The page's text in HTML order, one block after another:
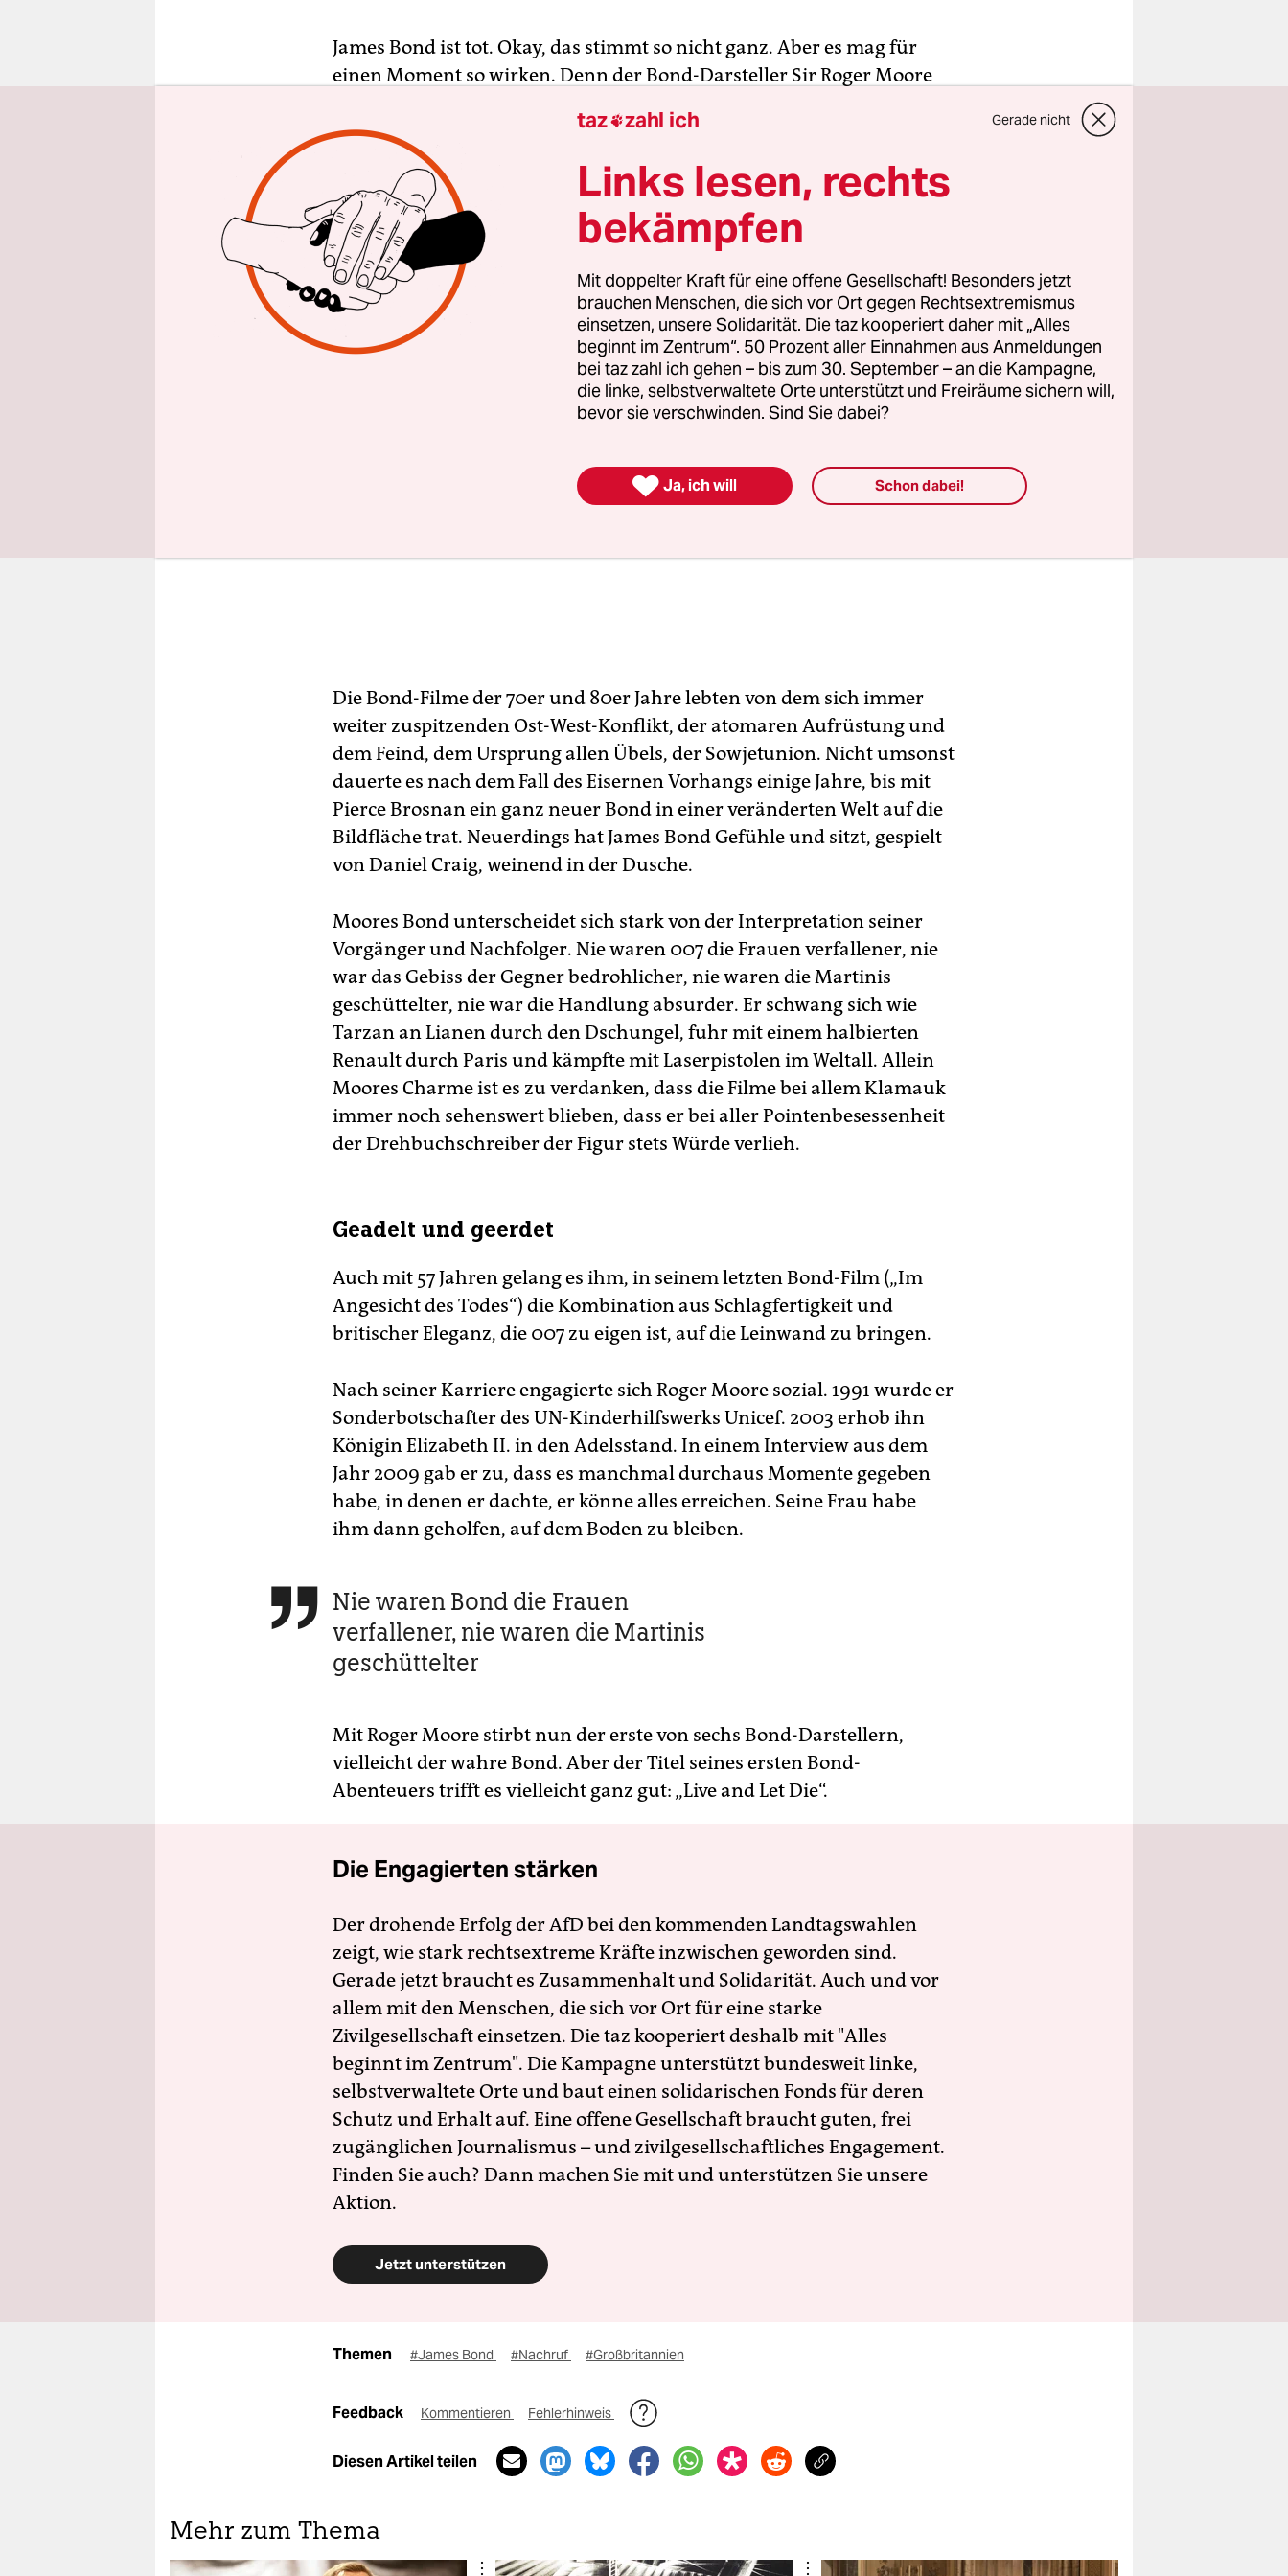
James Bond ist tot. Okay, das stimmt so nicht ganz. Aber es mag für
einen Moment so wirken. Denn der Bond-Darsteller Sir Roger Moore
Erste Berühmtheit erlangte Roger Moore an der Seite von Tony Curtis
in der britischen Fernsehserie „Die 2“. Den meisten ist er aber durch
seine Rolle als James Bond bekannt, die er von 1973 bis 1985 in sieben
Filmen verkörperte. Sie fallen in eine Zeit, in der Hosen noch Schlag
hatten und in der Autos noch nicht über ihre Abgaswerte, sondern
über ihren Motor und ihre Gadgets definiert wurden.
Die Bond-Filme der 70er und 80er Jahre lebten von dem sich immer
weiter zuspitzenden Ost-West-Konflikt, der atomaren Aufrüstung und
dem Feind, dem Ursprung allen Übels, der Sowjet­union. Nicht umsonst
dauerte es nach dem Fall des Eisernen Vorhangs einige Jahre, bis mit
Pierce Brosnan ein ganz neuer Bond in einer veränderten Welt auf die
Bildfläche trat. Neuerdings hat James Bond Gefühle und sitzt, gespielt
von Daniel Craig, weinend in der Dusche.
Moores Bond unterscheidet sich stark von der Interpretation seiner
Vorgänger und Nachfolger. Nie waren 007 die Frauen verfallener, nie
war das Gebiss der Gegner bedrohlicher, nie waren die Martinis
geschüttelter, nie war die Handlung absurder. Er schwang sich wie
Tarzan an Lianen durch den Dschungel, fuhr mit einem halbierten
Renault durch Paris und kämpfte mit Laserpistolen im Weltall. Allein
Moores Charme ist es zu verdanken, dass die Filme bei allem Klamauk
immer noch sehenswert blieben, dass er bei aller Pointenbesessenheit
der Drehbuchschreiber der Figur stets Würde verlieh.
Geadelt und geerdet
Auch mit 57 Jahren gelang es ihm, in seinem letzten Bond-Film („Im
Angesicht des Todes“) die Kombination aus Schlagfertigkeit und
britischer Eleganz, die 007 zu eigen ist, auf die Leinwand zu bringen.
Nach seiner Karriere engagierte sich Roger Moore sozial. 1991 wurde er
Sonderbotschafter des UN-Kinderhilfswerks Unicef. 2003 erhob ihn
Königin Elizabeth II. in den Adelsstand. In einem Interview aus dem
Jahr 2009 gab er zu, dass es manchmal durchaus Momente gegeben
habe, in denen er dachte, er könne alles erreichen. Seine Frau habe
ihm dann geholfen, auf dem Boden zu bleiben.
 Nie waren Bond die Frauen
verfallener, nie waren die Martinis
geschüttelter
Mit Roger Moore stirbt nun der erste von sechs Bond-Darstellern,
vielleicht der wahre Bond. Aber der Titel seines ersten Bond-
Abenteuers trifft es vielleicht ganz gut: „Live and Let Die“.
Die Engagierten stärken
Der drohende Erfolg der AfD bei den kommenden Landtagswahlen
zeigt, wie stark rechtsextreme Kräfte inzwischen geworden sind.
Gerade jetzt braucht es Zusammenhalt und Solidarität. Auch und vor
allem mit den Menschen, die sich vor Ort für eine starke
Zivilgesellschaft einsetzen. Die taz kooperiert deshalb mit "Alles
beginnt im Zentrum". Die Kampagne unterstützt bundesweit linke,
selbstverwaltete Orte und baut einen solidarischen Fonds für deren
Schutz und Erhalt auf. Eine offene Gesellschaft braucht guten, frei
zugänglichen Journalismus – und zivilgesellschaftliches Engagement.
Finden Sie auch? Dann machen Sie mit und unterstützen Sie unsere
Aktion.
Jetzt unterstützen
Themen #James Bond #Nachruf #Großbritannien
Feedback Kommentieren Fehlerhinweis
Diesen Artikel teilen
Mehr zum Thema
taz zahl ich Gerade nicht
Links lesen, rechts
bekämpfen
Mit doppelter Kraft für eine offene Gesellschaft! Besonders jetzt
brauchen Menschen, die sich vor Ort gegen Rechtsextremismus
einsetzen, unsere Solidarität. Die taz kooperiert daher mit „Alles
beginnt im Zentrum“. 50 Prozent aller Einnahmen aus Anmeldungen
bei taz zahl ich gehen – bis zum 30. September – an die Kampagne,
die linke, selbstverwaltete Orte unterstützt und Freiräume sichern will,
bevor sie verschwinden. Sind Sie dabei?
 Ja, ich will Schon dabei!